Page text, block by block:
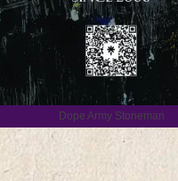
Dope Army Stoneman